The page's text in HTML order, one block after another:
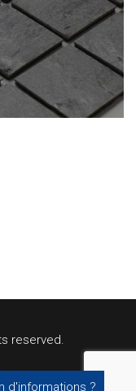
d'informations ?
reserved.